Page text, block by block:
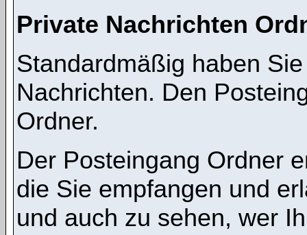
Private Nachrichten
Standardmäßig haben
Nachrichten. Den
Ordner.
Der Posteingang Ordner
die Sie empfangen und
und auch zu sehen, wer